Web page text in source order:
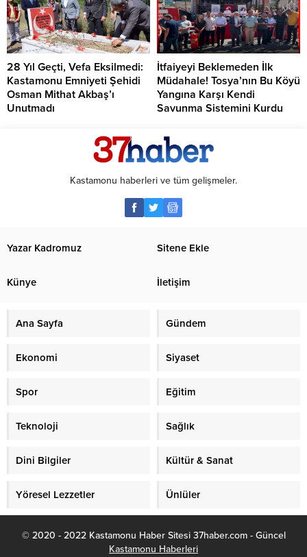
28 Yıl Geçti, Vefa Eksilmedi:
Kastamonu Emniyeti Şehidi
Osman Mithat Akbaş’ı
Unutmadı
İtfaiyeyi Beklemeden İlk
Müdahale! Tosya’nın Bu Köyü
Yangına Karşı Kendi
Savunma Sistemini Kurdu
Kastamonu haberleri ve tüm gelişmeler.
Yazar Kadromuz Sitene Ekle
Künye İletişim
Ana Sayfa Gündem
Ekonomi Siyaset
Spor Eğitim
Teknoloji Sağlık
Dini Bilgiler Kültür & Sanat
Yöresel Lezzetler Ünlüler
© 2020 - 2022 Kastamonu Haber Sitesi 37haber.com - Güncel
Kastamonu Haberleri